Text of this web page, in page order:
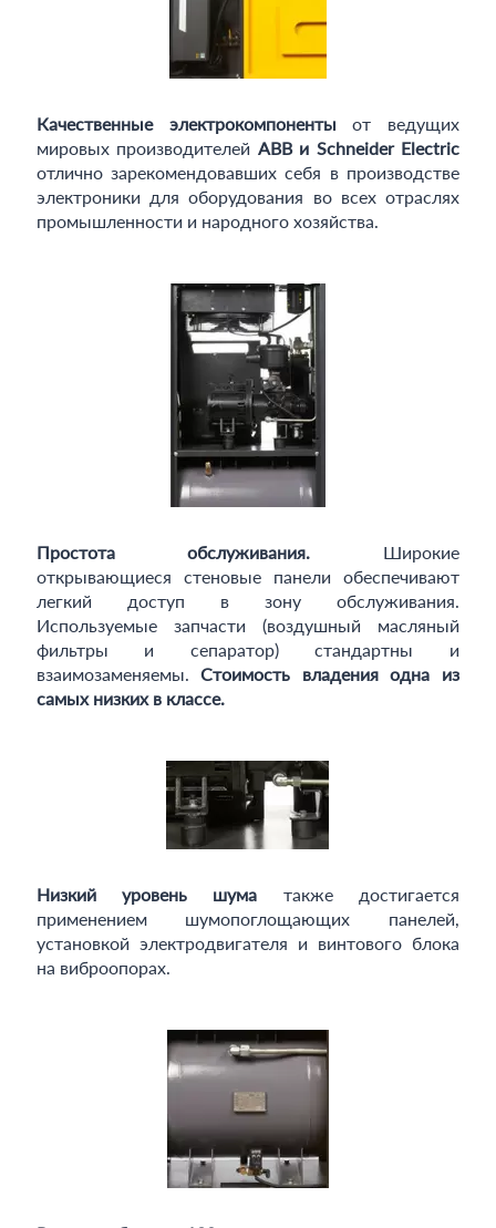
Качественные электрокомпоненты от ведущих
мировых производителей ABB и Schneider Electric
отлично зарекомендовавших себя в производстве
электроники для оборудования во всех отраслях
промышленности и народного хозяйства.
Простота обслуживания. Широкие
открывающиеся стеновые панели обеспечивают
легкий доступ в зону обслуживания.
Используемые запчасти (воздушный масляный
фильтры и сепаратор) стандартны и
взаимозаменяемы.Стоимость владения одна из
самых низких в классе.
Низкий уровень шума также достигается
применением шумопоглощающих панелей,
установкой электродвигателя и винтового блока
на виброопорах.